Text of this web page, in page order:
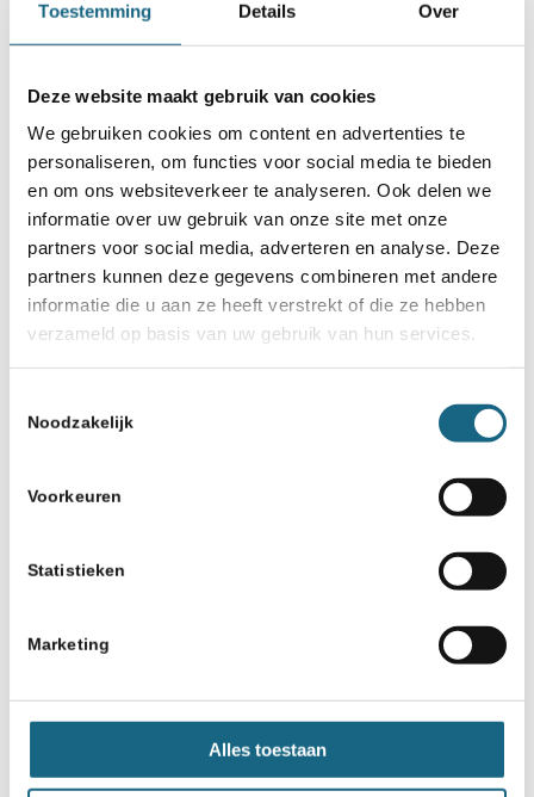
Toestemming Details Over
Deze website maakt gebruik van cookies
We gebruiken cookies om content en advertenties te
personaliseren, om functies voor social media te bieden
en om ons websiteverkeer te analyseren. Ook delen we
informatie over uw gebruik van onze site met onze
partners voor social media, adverteren en analyse. Deze
partners kunnen deze gegevens combineren met andere
informatie die u aan ze heeft verstrekt of die ze hebben
verzameld op basis van uw gebruik van hun services.
Noodzakelijk
Voorkeuren
Statistieken
Marketing
Alles toestaan
30 augustus 2019
verschenen
Schaakbond.nl wordt mede mogelijk
gemaakt door: